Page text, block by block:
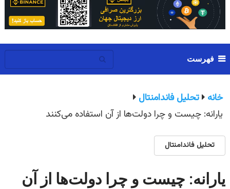
فهرست
خانه
تحلیل فاندامنتال
یارانه: چیست و چرا دولت‌ها از آن استفاده می‌کنند
تحلیل فاندامنتال
یارانه: چیست و چرا دولت‌ها از آن